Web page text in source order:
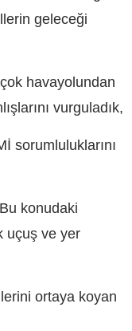
geleceği
havayolundan
vurguladık,
sorumluluklarını
konudaki
uçuş ve yer
ortaya koyan